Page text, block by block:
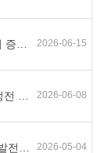
2026-06-15
2026-06-08
2026-05-04